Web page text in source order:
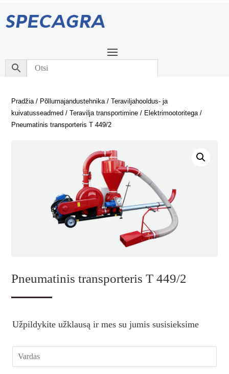
Pradžia/ Põllumajandustehnika/Teraviljahooldus- ja
kuivatusseadmed /Teravilja transportimine / Elektrimootoritega/
Pneumatinis transporteris T 449/2
Pneumatinis transporteris T 449/2
Užpildykite užklausą ir mes su jumis susisieksime